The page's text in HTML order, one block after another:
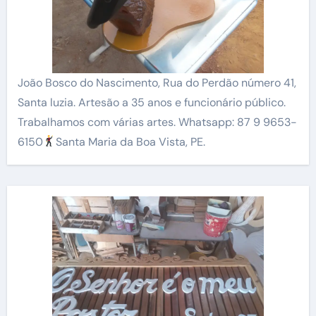
João Bosco do Nascimento, Rua do Perdão número 41,
Santa luzia. Artesão a 35 anos e funcionário público.
Trabalhamos com várias artes. Whatsapp: 87 9 9653-
6150
Santa Maria da Boa Vista, PE.